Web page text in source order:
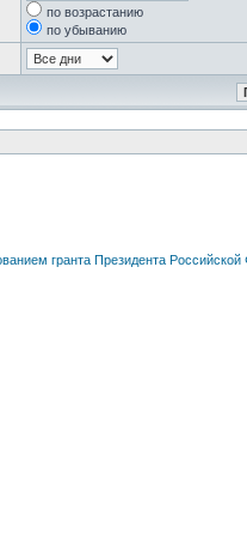
по возрастанию
по убыванию